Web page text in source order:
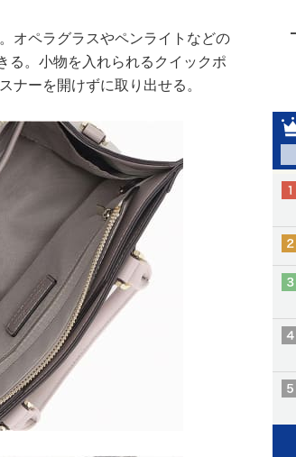
オペラグラスやペンライトなどの
る。小物を入れられるクイックポ
ナーを開けずに取り出せる。